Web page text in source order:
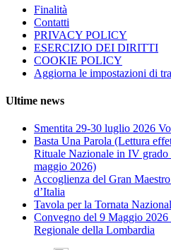
Finalità
Contatti
PRIVACY POLICY
ESERCIZIO DEI DIRITTI
COOKIE POLICY
Aggiorna le impostazioni di
Ultime news
Smentita 29-30 luglio 2026
Basta Una Parola (Lettura
Rituale Nazionale in IV grado
maggio 2026)
Accoglienza del Gran
d’Italia
Tavola per la Tornata
Convegno del 9 Maggio 2026
Regionale della Lombardia